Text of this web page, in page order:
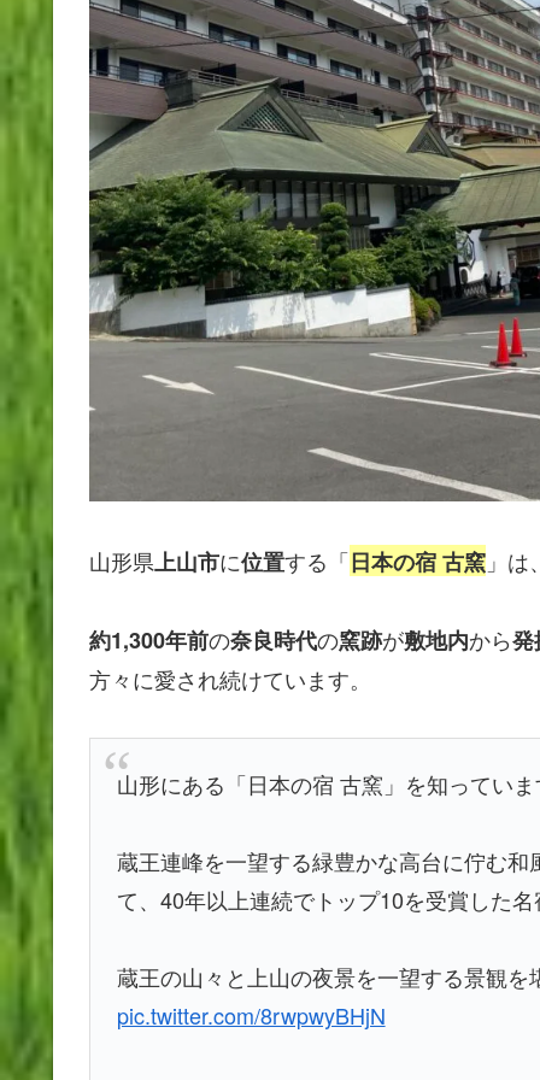
山形県上山市に位置する「日本の宿 古窯 」は
約1,300年前の奈良時代の窯跡が敷地内から発
方々に愛され続けています。
山形にある「日本の宿 古窯」を知ってい
蔵王連峰を一望する緑豊かな高台に佇む
て、40年以上連続でトップ10を受賞した
蔵王の山々と上山の夜景を一望する景観
pic.twitter.com/8rwpwyBHjN